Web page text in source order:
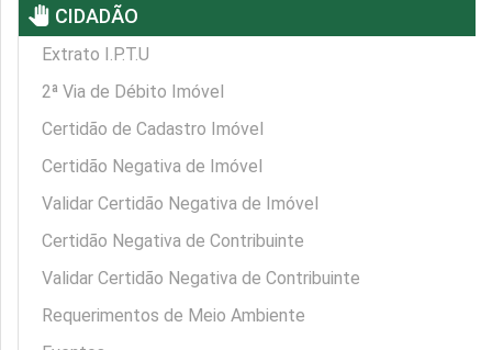
pan_tool CIDADÃO
Extrato I.P.T.U
2ª Via de Débito Imóvel
Certidão de Cadastro Imóvel
Certidão Negativa de Imóvel
Validar Certidão Negativa de Imóvel
Certidão Negativa de Contribuinte
Validar Certidão Negativa de Contribuinte
Requerimentos de Meio Ambiente